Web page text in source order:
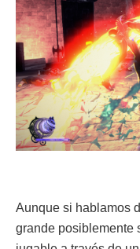
Aunque si hablamos
grande posiblemente